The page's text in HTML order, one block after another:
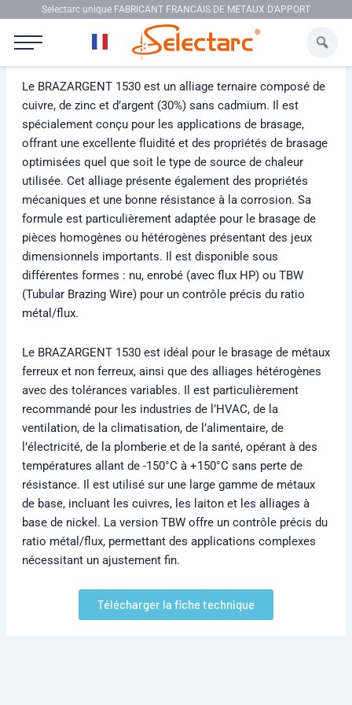
Aller au contenuSelectarc unique FABRICANT FRANCAIS DE METAUX D'APPORT
Selectarc BRAZARGENT 1530
Le BRAZARGENT 1530 est un alliage ternaire composé de
cuivre, de zinc et d’argent (30%) sans cadmium. Il est
spécialement conçu pour les applications de brasage,
offrant une excellente fluidité et des propriétés de brasage
optimisées quel que soit le type de source de chaleur
utilisée. Cet alliage présente également des propriétés
mécaniques et une bonne résistance à la corrosion. Sa
formule est particulièrement adaptée pour le brasage de
pièces homogènes ou hétérogènes présentant des jeux
dimensionnels importants. Il est disponible sous
différentes formes : nu, enrobé (avec flux HP) ou TBW
(Tubular Brazing Wire) pour un contrôle précis du ratio
métal/flux.
Le BRAZARGENT 1530 est idéal pour le brasage de métaux
ferreux et non ferreux, ainsi que des alliages hétérogènes
avec des tolérances variables. Il est particulièrement
recommandé pour les industries de l’HVAC, de la
ventilation, de la climatisation, de l’alimentaire, de
l’électricité, de la plomberie et de la santé, opérant à des
températures allant de -150°C à +150°C sans perte de
résistance. Il est utilisé sur une large gamme de métaux
de base, incluant les cuivres, les laiton et les alliages à
base de nickel. La version TBW offre un contrôle précis du
ratio métal/flux, permettant des applications complexes
nécessitant un ajustement fin.
Télécharger la fiche technique